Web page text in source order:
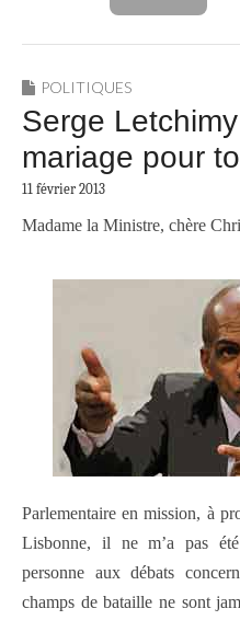
POLITIQUES
Serge
mariage pour
11 février 2013
Madame la Ministre, chère
Parlementaire en mission, à
Lisbonne, il ne m’a pas
personne aux débats
champs de bataille ne sont